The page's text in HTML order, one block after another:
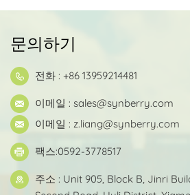
문의하기
전화 : +86 13959214481
이메일 : sales@synberry.com
이메일 : z.liang@synberry.com
팩스:0592-3778517
주소 : Unit 905, Block B, Jinri